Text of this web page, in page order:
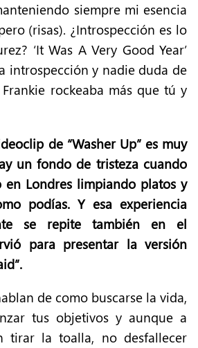
siempre mi esencia
(risas). ¿Introspección es lo
‘It Was A Very Good Year’
introspección y nadie duda de
rockeaba más que tú y
de “Washer Up” es muy
un fondo de tristeza cuando
en Londres limpiando platos y
podías. Y esa experiencia
se repite también en el
para presentar la versión
de como buscarse la vida,
tus objetivos y aunque a
tirar la toalla, no desfallecer